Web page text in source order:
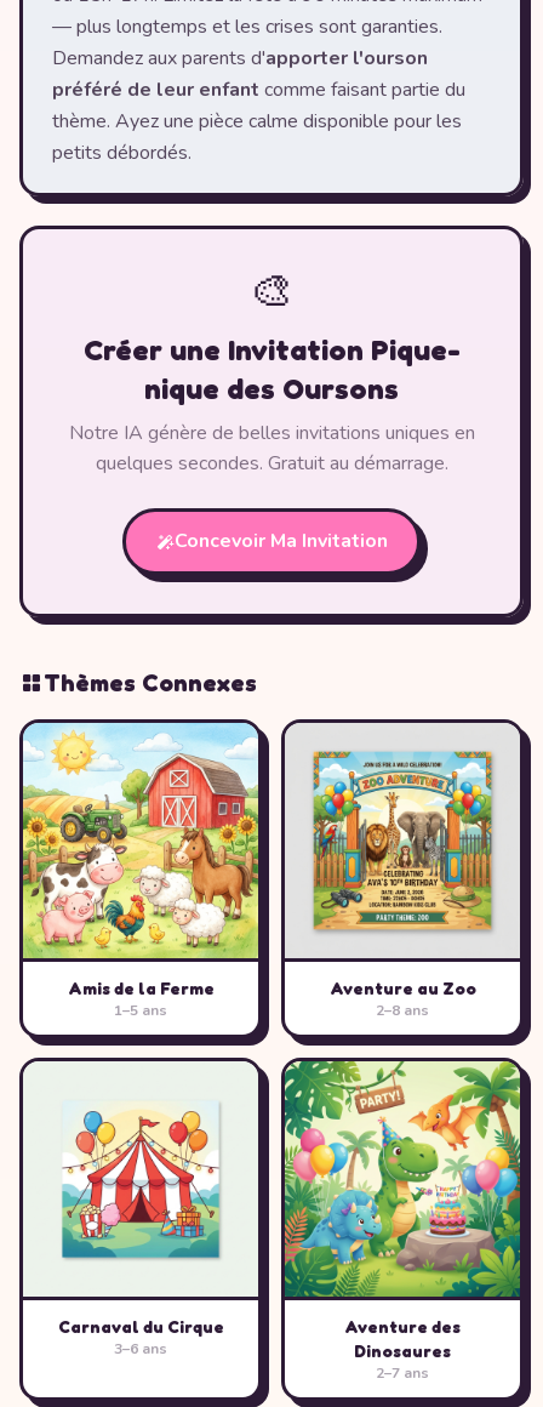
— plus longtemps et les crises sont garanties.
Demandez aux parents d'apporter l'ourson
préféré de leur enfant comme faisant partie du
thème. Ayez une pièce calme disponible pour les
petits débordés.
🎨
Créer une Invitation Pique-
nique des Oursons
Notre IA génère de belles invitations uniques en
quelques secondes. Gratuit au démarrage.
Concevoir Ma Invitation
Thèmes Connexes
Amis de la Ferme
1–5 ans
Aventure au Zoo
2–8 ans
Carnaval du Cirque
3–6 ans
Aventure des
Dinosaures
2–7 ans